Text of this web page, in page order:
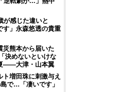
が感じた違いと
」永森悠透の貴重
災熊本から届いた
めないといけな
――大津・山本翼
増田珠に刺激与え
で…「凄いです」